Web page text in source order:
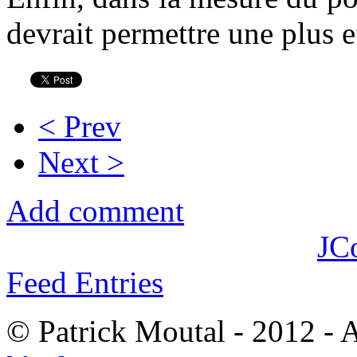
devrait permettre une plus
< Prev
Next >
Add comment
Feed Entries
© Patrick Moutal - 2012 -